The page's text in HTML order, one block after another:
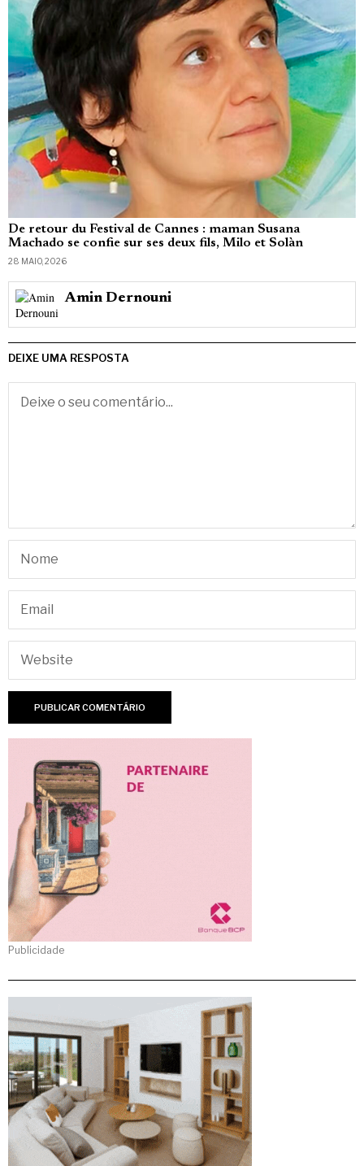
De retour du Festival de Cannes : maman Susana
Machado se confie sur ses deux fils, Milo et Solàn
28 MAIO, 2026
Amin Dernouni
DEIXE UMA RESPOSTA
Publicidade